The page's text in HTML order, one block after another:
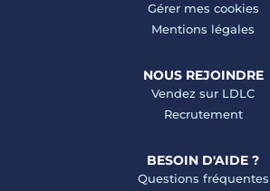
Gérer mes cookies
Mentions légales
NOUS REJOINDRE
Vendez sur LDLC
Recrutement
BESOIN D'AIDE ?
Questions fréquentes